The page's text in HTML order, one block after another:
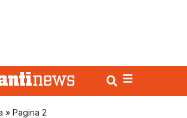
» Pagina 2